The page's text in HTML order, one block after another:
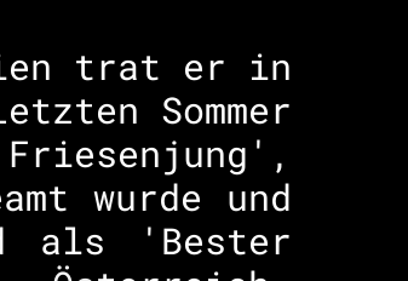
trat er in
Sommer
wurde und
als 'Bester